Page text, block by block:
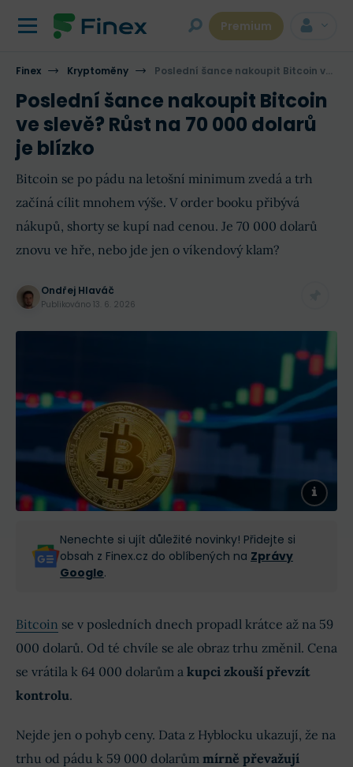
Premium
Finex Kryptoměny Poslední šance nakoupit Bitcoin ve slevě? Růst na 70 000 dolarů je blízko
Poslední šance nakoupit Bitcoin
ve slevě? Růst na 70 000 dolarů
je blízko
Bitcoin se po pádu na letošní minimum zvedá a trh
začíná cílit mnohem výše. V order booku přibývá
nákupů, shorty se kupí nad cenou. Je 70 000 dolarů
znovu ve hře, nebo jde jen o víkendový klam?
Ondřej Hlaváč
Publikováno 13. 6. 2026
Nenechte si ujít důležité novinky! Přidejte si
obsah z Finex.cz do oblíbených na Zprávy
Google.
Bitcoin se v posledních dnech propadl krátce až na 59
000 dolarů. Od té chvíle se ale obraz trhu změnil. Cena
se vrátila k 64 000 dolarům a kupci zkouší převzít
kontrolu.
Nejde jen o pohyb ceny. Data z Hyblocku ukazují, že na
trhu od pádu k 59 000 dolarům mírně převažují